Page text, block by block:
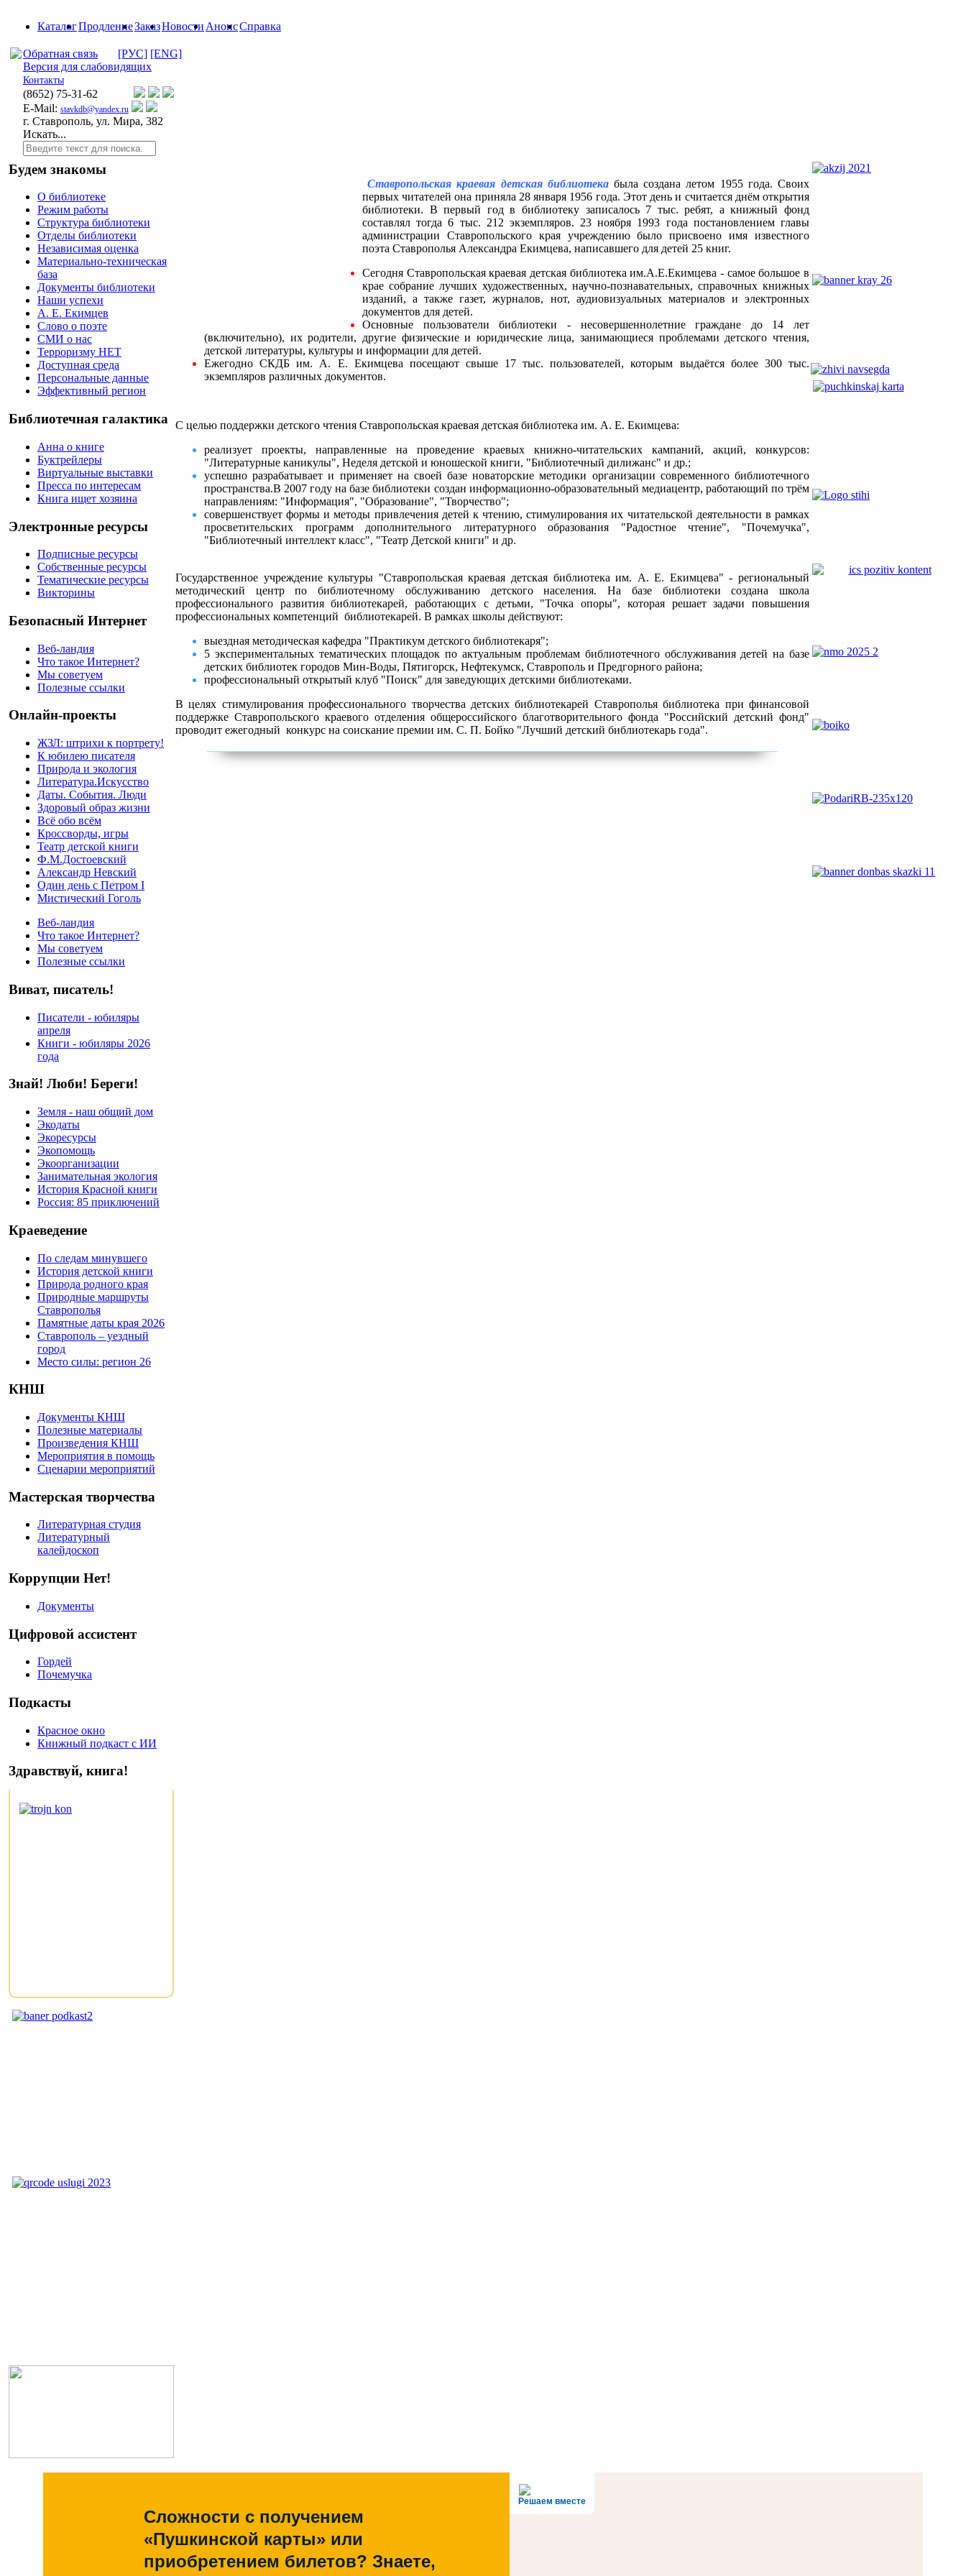
КаталогПродлениеЗаказНовости АнонсСправка
Обратная связь [РУС] [ENG]
Версия для слабовидящих
Контакты
(8652) 75-31-62
E-Mail: stavkdb@yandex.ru
г. Ставрополь, ул. Мира, 382
Искать...
Будем знакомы
О библиотеке
Режим работы
Структура библиотеки
Отделы библиотеки
Независимая оценка
Материально-техническая
база
Документы библиотеки
Наши успехи
А. Е. Екимцев
Слово о поэте
СМИ о нас
Терроризму НЕТ
Доступная среда
Персональные данные
Эффективный регион
Библиотечная галактика
Анна о книге
Буктрейлеры
Виртуальные выставки
Пресса по интересам
Книга ищет хозяина
Электронные ресурсы
Подписные ресурсы
Собственные ресурсы
Тематические ресурсы
Викторины
Безопасный Интернет
Веб-ландия
Что такое Интернет?
Мы советуем
Полезные ссылки
Онлайн-проекты
ЖЗЛ: штрихи к портрету!
К юбилею писателя
Природа и экология
Литература.Искусство
Даты. События. Люди
Здоровый образ жизни
Всё обо всём
Кроссворды, игры
Театр детской книги
Ф.М.Достоевский
Александр Невский
Один день с Петром I
Мистический Гоголь
Веб-ландия
Что такое Интернет?
Мы советуем
Полезные ссылки
Виват, писатель!
Писатели - юбиляры
апреля
Книги - юбиляры 2026
года
Знай! Люби! Береги!
Земля - наш общий дом
Экодаты
Экоресурсы
Экопомощь
Экоорганизации
Занимательная экология
История Красной книги
Россия: 85 приключений
Краеведение
По следам минувшего
История детской книги
Природа родного края
Природные маршруты
Ставрополья
Памятные даты края 2026
Ставрополь – уездный
город
Место силы: регион 26
КНШ
Документы КНШ
Полезные материалы
Произведения КНШ
Мероприятия в помощь
Сценарии мероприятий
Мастерская творчества
Литературная студия
Литературный
калейдоскоп
Коррупции Нет!
Документы
Цифровой ассистент
Гордей
Почемучка
Подкасты
Красное окно
Книжный подкаст с ИИ
Здравствуй, книга!
Ставропольская краевая детская библиотекабыла создана летом 1955 года. Своих
первых читателей она приняла 28 января 1956 года. Этот день и считается днём открытия
библиотеки. В первый год в библиотеку записалось 7 тыс. ребят, а книжный фонд
составлял тогда 6 тыс. 212 экземпляров. 23 ноября 1993 года постановлением главы
администрации Ставропольского края учреждению было присвоено имя известного
поэта Ставрополья Александра Екимцева, написавшего для детей 25 книг.
Сегодня Ставропольская краевая детская библиотека им.А.Е.Екимцева - самое большое в
крае собрание лучших художественных, научно-познавательных, справочных книжных
изданий, а также газет, журналов, нот, аудиовизуальных материалов и электронных
документов для детей.
Основные пользователи библиотеки - несовершеннолетние граждане до 14 лет
(включительно), их родители, другие физические и юридические лица, занимающиеся проблемами детского чтения,
детской литературы, культуры и информации для детей.
Ежегодно СКДБ им. А. Е. Екимцева посещают свыше 17 тыс. пользователей, которым выдаётся более 300 тыс.
экземпляров различных документов.
С целью поддержки детского чтения Ставропольская краевая детская библиотека им. А. Е. Екимцева:
реализует проекты, направленные на проведение краевых
книжно-читательских кампаний, акций, конкурсов:
"Литературные каникулы", Неделя детской и юношеской книги, "Библиотечный дилижанс" и др.;
успешно разрабатывает и применяет на своей базе новаторские методики организации современного библиотечного
пространства.В 2007 году на базе библиотеки создан информационно-образовательный медиацентр, работающий по трём
направлениям: "Информация", "Образование", "Творчество";
совершенствует формы и методы привлечения детей к чтению, стимулирования их читательской деятельности в рамках
просветительских программ дополнительного литературного образования "Радостное чтение", "Почемучка",
"Библиотечный интеллект класс", "Театр Детской книги" и др.
Государственное учреждение культуры "Ставропольская краевая детская библиотека им. А. Е. Екимцева" - региональный
методический центр по библиотечному обслуживанию детского населения. На базе библиотеки создана школа
профессионального развития библиотекарей, работающих с детьми, "Точка опоры", которая решает задачи повышения
профессиональных компетенций библиотекарей. В рамках школы действуют:
выездная методическая кафедра "Практикум детского библиотекаря";
5 экспериментальных тематических площадок по актуальным проблемам библиотечного обслуживания детей на базе
детских библиотек городов Мин-Воды, Пятигорск, Нефтекумск, Ставрополь и Предгорного района;
профессиональный открытый клуб "Поиск" для заведующих детскими библиотеками.
В целях стимулирования профессионального творчества детских библиотекарей Ставрополья библиотека при финансовой
поддержке Ставропольского краевого отделения общероссийского благотворительного фонда "Российский детский фонд"
проводит ежегодный конкурс на соискание премии им. С. П. Бойко "Лучший детский библиотекарь года".
Решаем вместе
Сложности с получением
«Пушкинской карты» или
приобретением билетов? Знаете,